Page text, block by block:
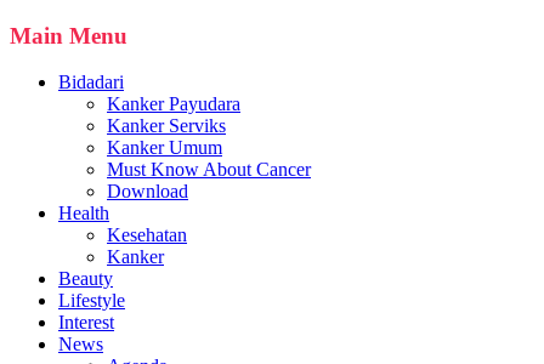
Main Menu
Bidadari
Kanker Payudara
Kanker Serviks
Kanker Umum
Must Know About Cancer
Download
Health
Kesehatan
Kanker
Beauty
Lifestyle
Interest
News